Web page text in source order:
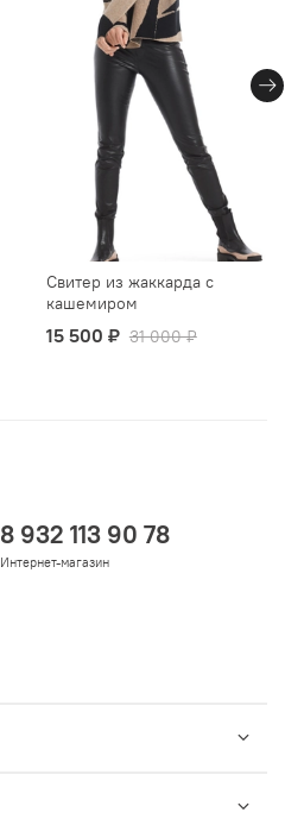
Свитер из жаккарда с
кашемиром
15 500 ₽ 31 000 ₽
8 932 113 90 78
Интернет-магазин